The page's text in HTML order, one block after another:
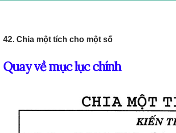
42. Chia một tích cho một số
Quay về mục lục chính